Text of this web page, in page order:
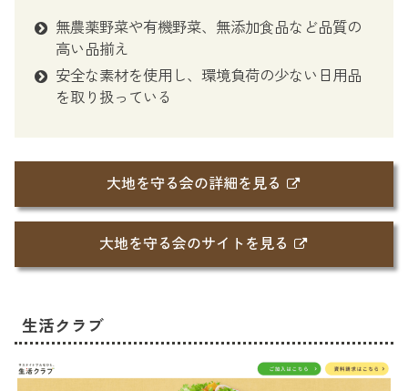
無農薬野菜や有機野菜、無添加食品など品質の
高い品揃え
安全な素材を使用し、環境負荷の少ない日用品
を取り扱っている
大地を守る会の詳細を見る
大地を守る会のサイトを見る
生活クラブ